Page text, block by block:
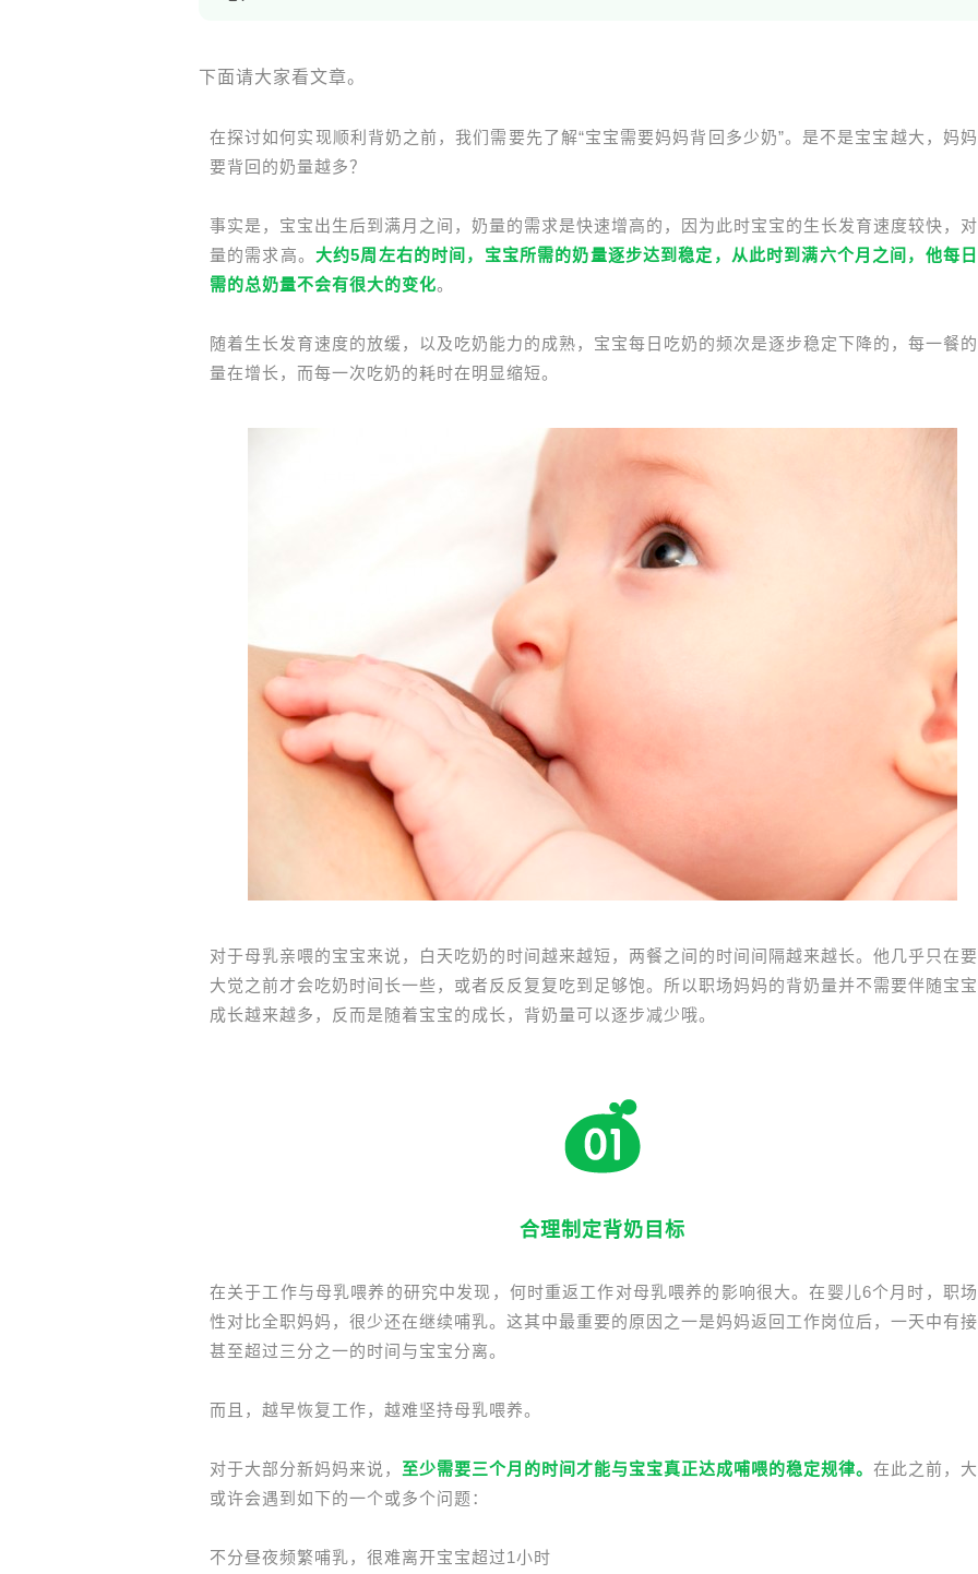
下面请大家看文章。
在探讨如何实现顺利背奶之前，我们需要先了解“宝宝需要妈妈背回多少奶”。是不是宝宝越大，妈
要背回的奶量越多？
事实是，宝宝出生后到满月之间，奶量的需求是快速增高的，因为此时宝宝的生长发育速度较快，
量的需求高。 大约5周左右的时间，宝宝所需的奶量逐步达到稳定，从此时到满六个月之间，他每
需的总奶量不会有很大的变化。
随着生长发育速度的放缓，以及吃奶能力的成熟，宝宝每日吃奶的频次是逐步稳定下降的，每一餐
量在增长，而每一次吃奶的耗时在明显缩短。
对于母乳亲喂的宝宝来说，白天吃奶的时间越来越短，两餐之间的时间间隔越来越长。他几乎只在
大觉之前才会吃奶时间长一些，或者反反复复吃到足够饱。所以职场妈妈的背奶量并不需要伴随宝
成长越来越多，反而是随着宝宝的成长，背奶量可以逐步减少哦。
合理制定背奶目标
在关于工作与母乳喂养的研究中发现，何时重返工作对母乳喂养的影响很大。在婴儿6个月时，职
性对比全职妈妈，很少还在继续哺乳。这其中最重要的原因之一是妈妈返回工作岗位后，一天中有
甚至超过三分之一的时间与宝宝分离。
而且，越早恢复工作，越难坚持母乳喂养。
对于大部分新妈妈来说， 至少需要三个月的时间才能与宝宝真正达成哺喂的稳定规律。 在此之前，
或许会遇到如下的一个或多个问题：
不分昼夜频繁哺乳，很难离开宝宝超过1小时